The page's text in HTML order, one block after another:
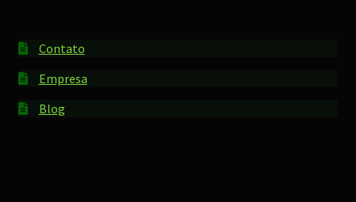
Contato
Empresa
Blog